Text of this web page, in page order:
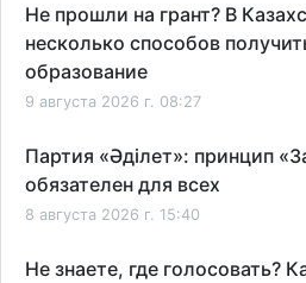
Не прошли на грант? В
несколько способов
образование
9 августа 2026 г. 08:27
Партия «Әділет»: принцип
обязателен для всех
8 августа 2026 г. 15:40
Не знаете, где голосовать?